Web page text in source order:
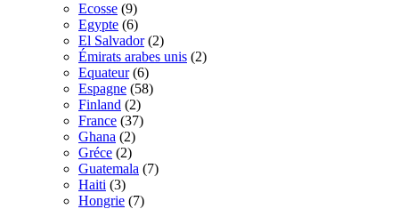
Ecosse (9)
Egypte (6)
El Salvador (2)
Émirats arabes unis (2)
Equateur (6)
Espagne (58)
Finland (2)
France (37)
Ghana (2)
Gréce (2)
Guatemala (7)
Haiti (3)
Hongrie (7)